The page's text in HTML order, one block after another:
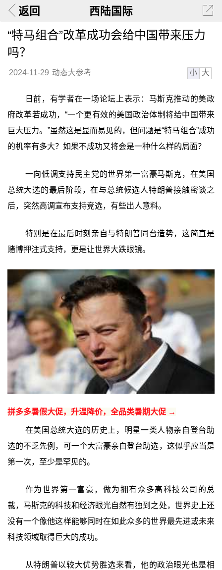
返回 西陆国际
“特马组合”改革成功会给中国带来压力
吗？
2024-11-29 动态大参考 小 大
日前，有学者在一场论坛上表示：马斯克推动的美政
府改革若成功，“一个更有效的美国政治体制将给中国带来
巨大压力。”虽然这是显而易见的，但问题是“特马组合”成功
的机率有多大？如果不成功又将会是一种什么样的局面？
一向低调支持民主党的世界第一富豪马斯克，在美国
总统大选的最后阶段，在与总统候选人特朗普接触密谈之
后，突然高调宣布支持竞选，有些出人意料。
特别是在最后时刻亲自与特朗普同台造势，这简直是
赌博押注式支持，更是让世界大跌眼镜。
拼多多暑假大促，升温降价，全品类暑期大促 →
在美国总统大选的历史上，明星一类人物亲自登台助
选的不乏先例，可一个大富豪亲自登台助选，这似乎应当是
第一次，至少是罕见的。
作为世界第一富豪，做为拥有众多高科技公司的总
裁，马斯克的科技和经济眼光自然有独到之处，世界史上还
没有一个像他这样能够同时在如此众多的世界最先进或未来
科技领域取得巨大的成功。
从特朗普以较大优势胜选来看，他的政治眼光也是相